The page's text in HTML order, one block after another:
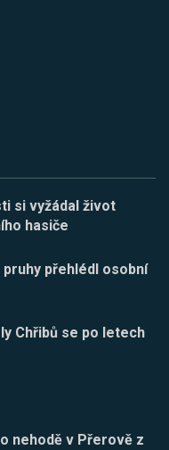
si vyžádal život
hasiče
přehlédl osobní
Chřibů se po letech
nehodě v Přerově z